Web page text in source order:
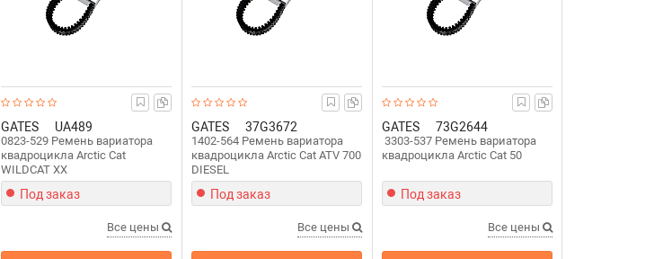
GATES UA489
0823-529 Ремень вариатора
квадроцикла Arctic Cat
WILDCAT XX
Под заказ
Все цены
GATES 37G3672
1402-564 Ремень вариатора
квадроцикла Arctic Cat ATV 700
DIESEL
Под заказ
Все цены
GATES 73G2644
3303-537 Ремень вариатора
квадроцикла Arctic Cat 50
Под заказ
Все цены